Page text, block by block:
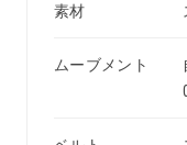
素材
ムーブメント